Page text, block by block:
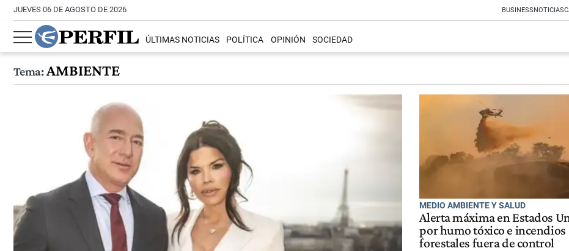
JUEVES 06 DE AGOSTO DE 2026 BUSINESSNOTICIAS
ÚLTIMAS NOTICIAS POLÍTICA OPINIÓN SOCIEDAD
Tema:AMBIENTE
MEDIO AMBIENTE Y SALUD
Alerta máxima en Estados
por humo tóxico e incendios
forestales fuera de control